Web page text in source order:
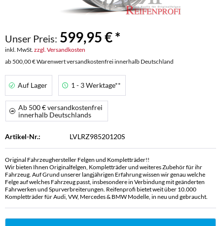
Unser Preis: 599,95 € *
inkl. MwSt. zzgl. Versandkosten
ab 500,00 € Warenwert versandkostenfrei innerhalb Deutschland
Auf Lager 1 - 3 Werktage**
Ab 500 € versandkostenfrei
innerhalb Deutschlands
Artikel-Nr.: LVLRZ98520120S
Original Fahrzeughersteller Felgen und Kompletträder!!
Wir bieten Ihnen Originalfelgen, Kompletträder und weiteres Zubehör für ihr
Fahrzeug. Auf Grund unserer langjährigen Erfahrung wissen wir genau welche
Felge auf welches Fahrzeug passt, insbesondere in Verbindung mit geänderten
Fahrwerken und Spurverbreiterungen. Reifenprofi bietet weit über 10.000
Kompletträder für Audi, VW, Mercedes & BMW Modelle, in neu und gebraucht.